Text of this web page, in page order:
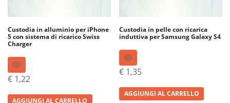
Custodia in alluminio per iPhone
5 con sistema di ricarico Swiss
Charger
€ 1,22
AGGIUNGI AL CARRELLO
Custodia in pelle con ricarica
induttiva per Samsung Galaxy S4
€ 1,35
AGGIUNGI AL CARRELLO